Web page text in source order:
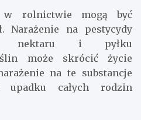
w rolnictwie mogą być
Narażenie na pestycydy
nektaru i pyłku
może skrócić życie
na te substancje
całych rodzin